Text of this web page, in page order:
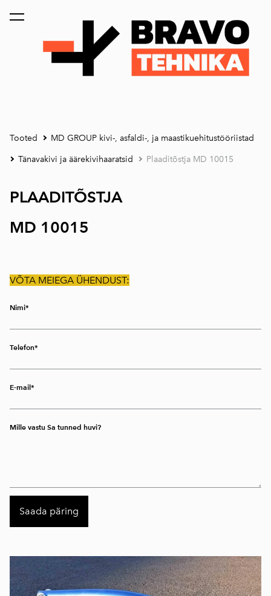
lisati ostukorvi. Vaata ostukorvi
Tooted MD GROUP kivi-, asfaldi-, ja maastikuehitustööriistad
Tänavakivi ja äärekivihaaratsid Plaaditõstja MD 10015
PLAADITÕSTJA
MD 10015
VÕTA MEIEGA ÜHENDUST:
Nimi
Telefon
E-mail
Mille vastu Sa tunned huvi?